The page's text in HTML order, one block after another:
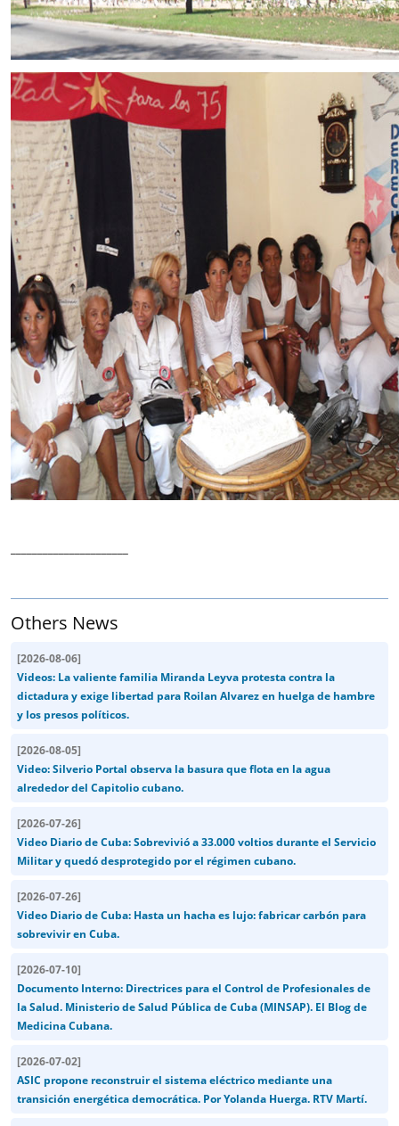
Others News
[2026-08-06]
Videos: La valiente familia Miranda Leyva protesta contra la
dictadura y exige libertad para Roilan Alvarez en huelga de hambre
y los presos políticos.
[2026-08-05]
Video: Silverio Portal observa la basura que flota en la agua
alrededor del Capitolio cubano.
[2026-07-26]
Video Diario de Cuba: Sobrevivió a 33.000 voltios durante el Servicio
Militar y quedó desprotegido por el régimen cubano.
[2026-07-26]
Video Diario de Cuba: Hasta un hacha es lujo: fabricar carbón para
sobrevivir en Cuba.
[2026-07-10]
Documento Interno: Directrices para el Control de Profesionales de
la Salud. Ministerio de Salud Pública de Cuba (MINSAP). El Blog de
Medicina Cubana.
[2026-07-02]
ASIC propone reconstruir el sistema eléctrico mediante una
transición energética democrática. Por Yolanda Huerga. RTV Martí.